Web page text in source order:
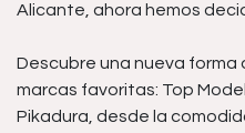
Alicante, ahora hemos
Descubre una nueva
marcas favoritas: Top
Pikadura, desde la